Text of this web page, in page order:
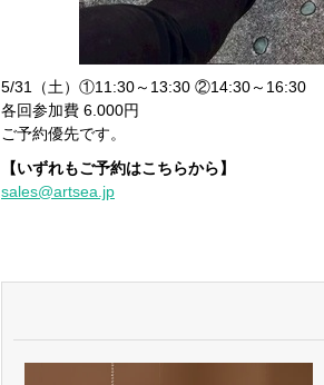
5/31（土）①11:30～13:30 ②14:30～16:30
各回参加費 6.000円
ご予約優先です。
【いずれもご予約はこちらから】
sales@artsea.jp